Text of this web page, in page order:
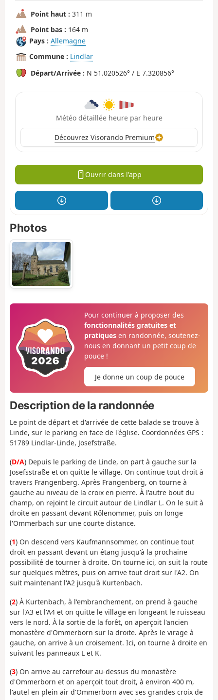
Point haut : 311 m
Point bas : 164 m
Pays : Allemagne
Commune : Lindlar
Départ/Arrivée : N 51.020526° / E 7.320856°
Météo détaillée heure par heure
Découvrez Visorando Premium
Ouvrir dans l'app
Photos
Pour continuer à proposer des
fonctionnalités gratuites et
pratiquesen randonnée, soutenez-
nous en donnant un petit coup de
pouce !
Je donne un coup de pouce
Description de la randonnée
Le point de départ et d'arrivée de cette balade se trouve à
Linde, sur le parking en face de l'église. Coordonnées GPS :
51789 Lindlar-Linde, Josefstraße.
(D/A) Depuis le parking de Linde, on part à gauche sur la
Josefsstraße et on quitte le village. On continue tout droit à
travers Frangenberg. Après Frangenberg, on tourne à
gauche au niveau de la croix en pierre. À l'autre bout du
champ, on rejoint le circuit autour de Lindlar L. On le suit à
droite en passant devant Rölenommer, puis on longe
l'Ommerbach sur une courte distance.
(1) On descend vers Kaufmannsommer, on continue tout
droit en passant devant un étang jusqu'à la prochaine
possibilité de tourner à droite. On tourne ici, on suit la route
sur quelques mètres, puis on arrive tout droit sur l'A2. On
suit maintenant l'A2 jusqu'à Kurtenbach.
(2) À Kurtenbach, à l'embranchement, on prend à gauche
sur l'A3 et l'A4 et on quitte le village en longeant le ruisseau
vers le nord. À la sortie de la forêt, on aperçoit l'ancien
monastère d'Ommerborn sur la droite. Après le virage à
gauche, on arrive à un croisement. Ici, on tourne à droite en
suivant les panneaux L et K.
(3) On arrive au carrefour au-dessus du monastère
d'Ommerborn et on aperçoit tout droit, à environ 400 m,
l'autel en plein air d'Ommerborn avec ses grandes croix de